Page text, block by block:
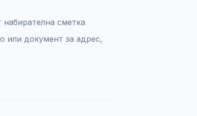
набирателна сметка
или документ за адрес,